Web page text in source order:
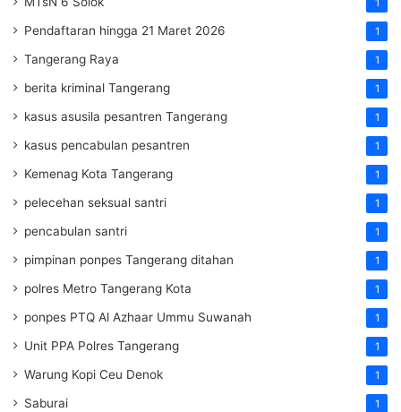
1
Pendaftaran hingga 21 Maret 2026 1
Tangerang Raya 1
berita kriminal Tangerang 1
kasus asusila pesantren Tangerang 1
kasus pencabulan pesantren 1
Kemenag Kota Tangerang 1
pelecehan seksual santri 1
pencabulan santri 1
pimpinan ponpes Tangerang ditahan 1
polres Metro Tangerang Kota 1
ponpes PTQ Al Azhaar Ummu Suwanah 1
Unit PPA Polres Tangerang 1
Warung Kopi Ceu Denok 1
Saburai 1